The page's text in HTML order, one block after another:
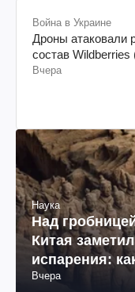
Война в Украине
Дроны атаковали
состав
Вчера
Наука
Над
Китая
испарения:
Вчера